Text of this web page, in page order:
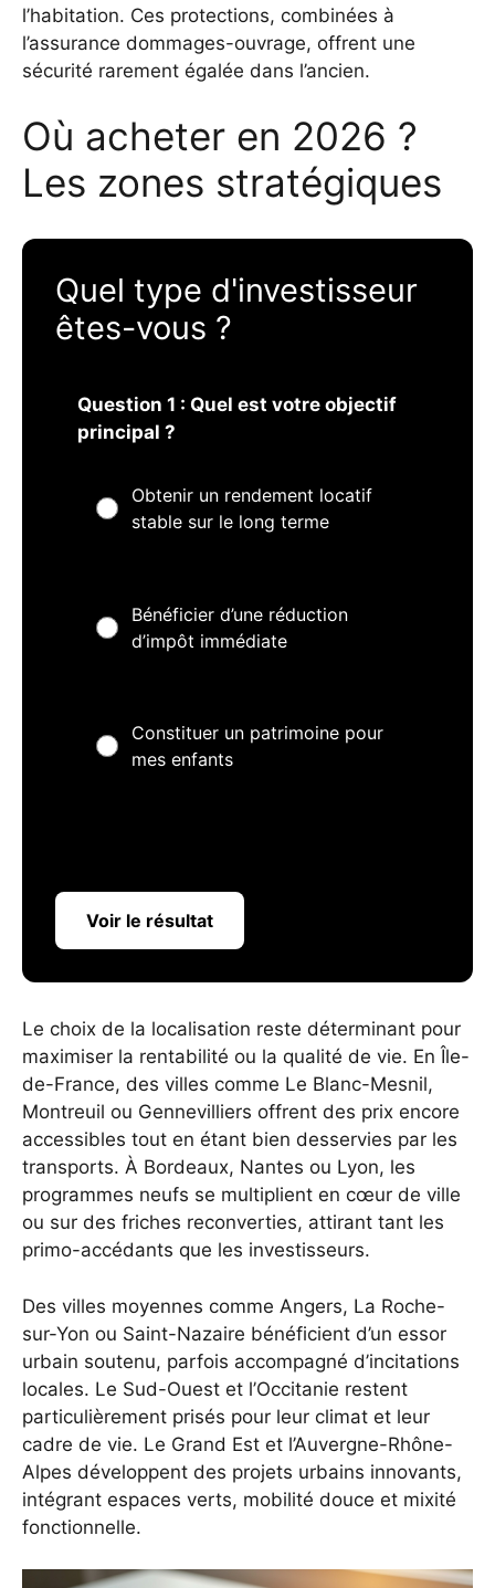
l’habitation. Ces protections, combinées à
l’assurance dommages-ouvrage, offrent une
sécurité rarement égalée dans l’ancien.
Où acheter en 2026 ?
Les zones stratégiques
Quel type d'investisseur
êtes-vous ?
Question 1 : Quel est votre objectif
principal ?
Obtenir un rendement locatif
stable sur le long terme
Bénéficier d’une réduction
d’impôt immédiate
Constituer un patrimoine pour
mes enfants
Voir le résultat
Le choix de la localisation reste déterminant pour
maximiser la rentabilité ou la qualité de vie. En Île-
de-France, des villes comme Le Blanc-Mesnil,
Montreuil ou Gennevilliers offrent des prix encore
accessibles tout en étant bien desservies par les
transports. À Bordeaux, Nantes ou Lyon, les
programmes neufs se multiplient en cœur de ville
ou sur des friches reconverties, attirant tant les
primo-accédants que les investisseurs.
Des villes moyennes comme Angers, La Roche-
sur-Yon ou Saint-Nazaire bénéficient d’un essor
urbain soutenu, parfois accompagné d’incitations
locales. Le Sud-Ouest et l’Occitanie restent
particulièrement prisés pour leur climat et leur
cadre de vie. Le Grand Est et l’Auvergne-Rhône-
Alpes développent des projets urbains innovants,
intégrant espaces verts, mobilité douce et mixité
fonctionnelle.